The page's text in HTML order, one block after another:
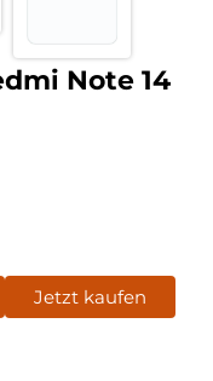
Note 14
Jetzt kaufen